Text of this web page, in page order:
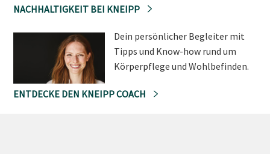
NACHHALTIGKEIT BEI KNEIPP
Dein persönlicher Begleiter mit
Tipps und Know-how rund um
Körperpflege und Wohlbefinden.
ENTDECKE DEN KNEIPP COACH